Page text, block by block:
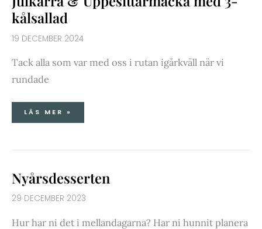
kålsallad
19 DECEMBER 2024
Tack alla som var med oss i rutan igårkväll när vi
rundade
LÄS MER »
Nyårsdesserten
29 DECEMBER 2023
Hur har ni det i mellandagarna? Har ni hunnit planera
NYÅRSDESSERTEN